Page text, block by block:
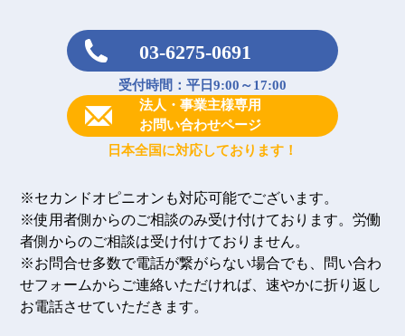
03-6275-0691
受付時間：平日9:00～17:00
法人・事業主様専用
お問い合わせページ
日本全国に対応しております！
※セカンドオピニオンも対応可能でございます。
※使用者側からのご相談のみ受け付けております。労働
者側からのご相談は受け付けておりません。
※お問合せ多数で電話が繋がらない場合でも、問い合わ
せフォームからご連絡いただければ、速やかに折り返し
お電話させていただきます。